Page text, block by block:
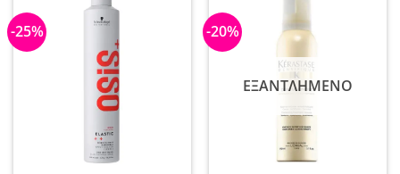
-25% -20%
ΕΞΑΝΤΛΗΜΈΝΟ